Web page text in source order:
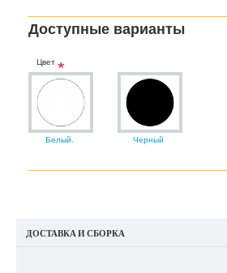
Доступные варианты
Цвет
Белый. Черный
ДОСТАВКА И СБОРКА